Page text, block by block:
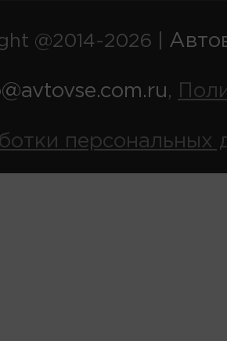
@2014-2026 |
,
персональных